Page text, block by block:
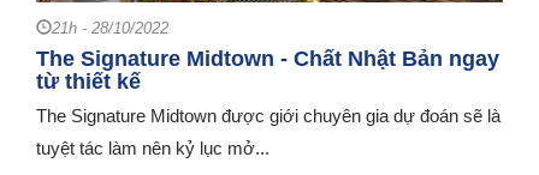
21h - 28/10/2022
The Signature Midtown - Chất Nhật Bản ngay
từ thiết kế
The Signature Midtown được giới chuyên gia dự đoán sẽ là
tuyệt tác làm nên kỷ lục mở...